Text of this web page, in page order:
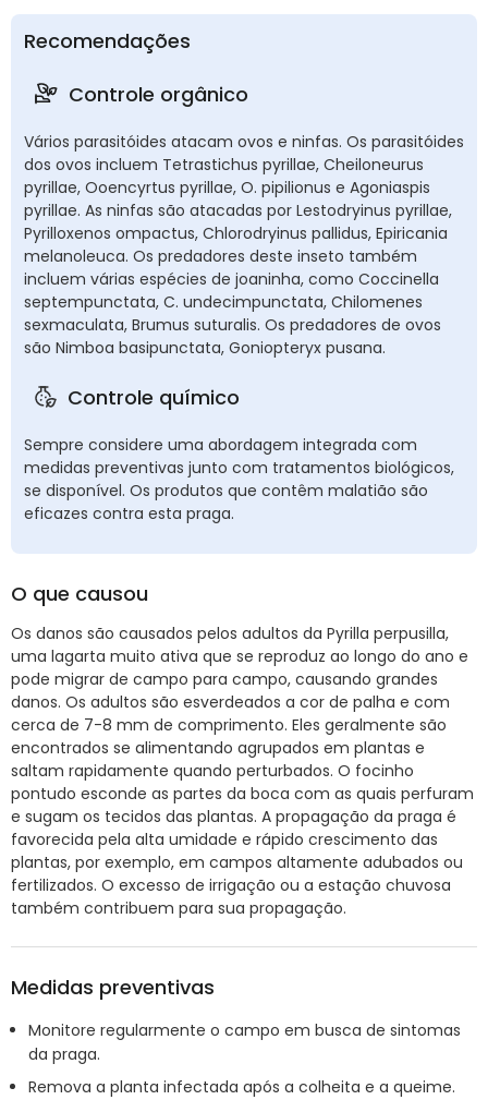
Recomendações
Controle orgânico
Vários parasitóides atacam ovos e ninfas. Os parasitóides
dos ovos incluem Tetrastichus pyrillae, Cheiloneurus
pyrillae, Ooencyrtus pyrillae, O. pipilionus e Agoniaspis
pyrillae. As ninfas são atacadas por Lestodryinus pyrillae,
Pyrilloxenos ompactus, Chlorodryinus pallidus, Epiricania
melanoleuca. Os predadores deste inseto também
incluem várias espécies de joaninha, como Coccinella
septempunctata, C. undecimpunctata, Chilomenes
sexmaculata, Brumus suturalis. Os predadores de ovos
são Nimboa basipunctata, Goniopteryx pusana.
Controle químico
Sempre considere uma abordagem integrada com
medidas preventivas junto com tratamentos biológicos,
se disponível. Os produtos que contêm malatião são
eficazes contra esta praga.
O que causou
Os danos são causados pelos adultos da Pyrilla perpusilla,
uma lagarta muito ativa que se reproduz ao longo do ano e
pode migrar de campo para campo, causando grandes
danos. Os adultos são esverdeados a cor de palha e com
cerca de 7-8 mm de comprimento. Eles geralmente são
encontrados se alimentando agrupados em plantas e
saltam rapidamente quando perturbados. O focinho
pontudo esconde as partes da boca com as quais perfuram
e sugam os tecidos das plantas. A propagação da praga é
favorecida pela alta umidade e rápido crescimento das
plantas, por exemplo, em campos altamente adubados ou
fertilizados. O excesso de irrigação ou a estação chuvosa
também contribuem para sua propagação.
Medidas preventivas
Monitore regularmente o campo em busca de sintomas
da praga.
Remova a planta infectada após a colheita e a queime.